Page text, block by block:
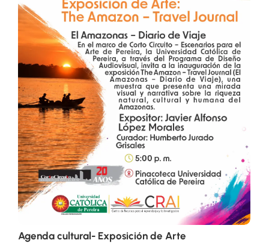
Agenda cultural- Exposición de Arte